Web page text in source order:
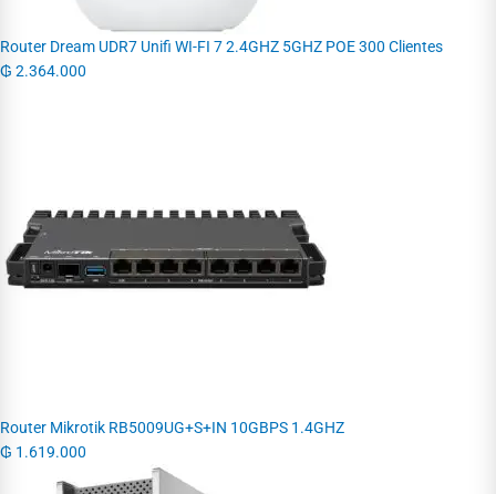
Router Dream UDR7 Unifi WI-FI 7 2.4GHZ 5GHZ POE 300 Clientes
₲ 2.364.000
Router Mikrotik RB5009UG+S+IN 10GBPS 1.4GHZ
₲ 1.619.000